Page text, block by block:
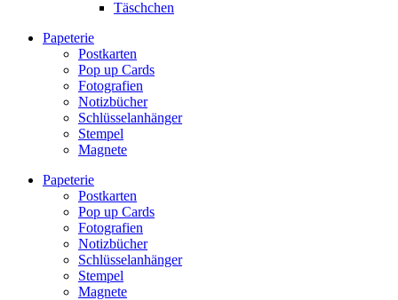
Täschchen
Papeterie
Postkarten
Pop up Cards
Fotografien
Notizbücher
Schlüsselanhänger
Stempel
Magnete
Papeterie
Postkarten
Pop up Cards
Fotografien
Notizbücher
Schlüsselanhänger
Stempel
Magnete